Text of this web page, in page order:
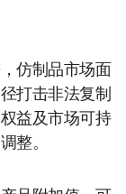
仿制品市场面
打击非法复制
益及市场可持
整。